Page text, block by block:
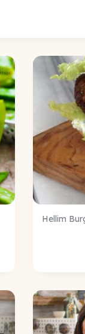
Hellim